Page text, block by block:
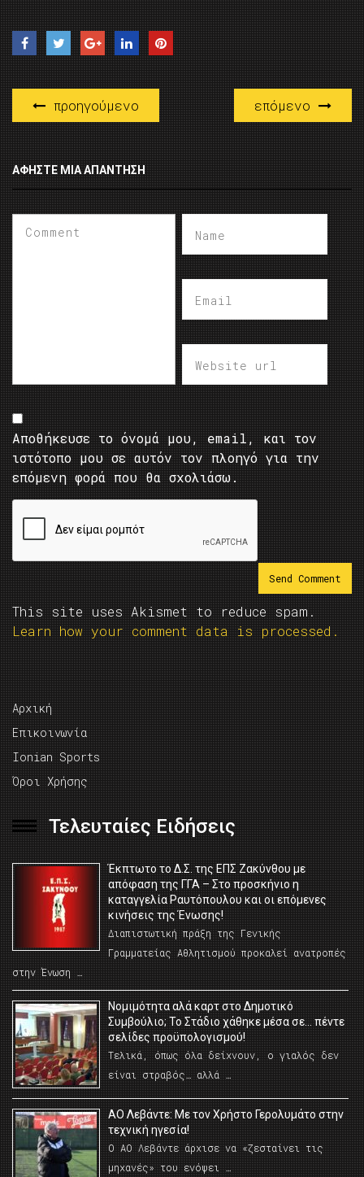
προηγούμενο επόμενο
ΑΦΉΣΤΕ ΜΙΑ ΑΠΆΝΤΗΣΗ
Αποθήκευσε το όνομά μου, email, και τον
ιστότοπο μου σε αυτόν τον πλοηγό για την
επόμενη φορά που θα σχολιάσω.
This site uses Akismet to reduce spam.
Learn how your comment data is processed.
Αρχική
Επικοινωνία
Ionian Sports
Όροι Χρήσης
Τελευταίες Ειδήσεις
Έκπτωτο το Δ.Σ. της ΕΠΣ Ζακύνθου με
απόφαση της ΓΓΑ – Στο προσκήνιο η
καταγγελία Ραυτόπουλου και οι επόμενες
κινήσεις της Ένωσης!
Διαπιστωτική πράξη της Γενικής
Γραμματείας Αθλητισμού προκαλεί ανατροπές
στην Ένωση …
Νομιμότητα αλά καρτ στο Δημοτικό
Συμβούλιο; Το Στάδιο χάθηκε μέσα σε… πέντε
σελίδες προϋπολογισμού!
Τελικά, όπως όλα δείχνουν, ο γιαλός δεν
είναι στραβός… αλλά …
ΑΟ Λεβάντε: Με τον Χρήστο Γερολυμάτο στην
τεχνική ηγεσία!
Ο ΑΟ Λεβάντε άρχισε να «ζεσταίνει τις
μηχανές» του ενόψει …